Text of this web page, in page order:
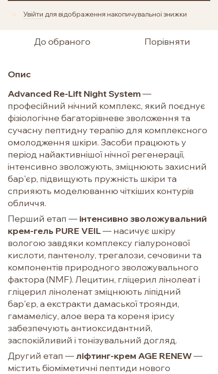
Увійти для відображення накопичувальної знижки
До обраного Порівняти
Опис
Advanced Re-Lift Night System—
професійний нічний комплекс, який поєднує
фізіологічне багаторівневе зволоження та
сучасну пептидну терапію для комплексного
омолодження шкіри. Засоби працюють у
період найактивнішої нічної регенерації,
інтенсивно зволожують, зміцнюють захисний
бар'єр, підвищують пружність шкіри та
сприяють моделюванню чіткіших контурів
обличчя.
Перший етап — інтенсивно зволожувальний
крем-гель PURE VEIL— насичує шкіру
вологою завдяки комплексу гіалуронової
кислоти, пантенолу, трегалози, сечовини та
компонентів природного зволожувального
фактора (NMF). Лецитин, гліцерил лінолеат і
гліцерил ліноленат зміцнюють ліпідний
бар'єр, а екстракти дамаської троянди,
гамамелісу, алое вера та кореня ірису
забезпечують антиоксидантний,
заспокійливий і тонізувальний догляд.
Другий етап — ліфтинг-крем AGE RENEW—
містить біоміметичні пептиди нового